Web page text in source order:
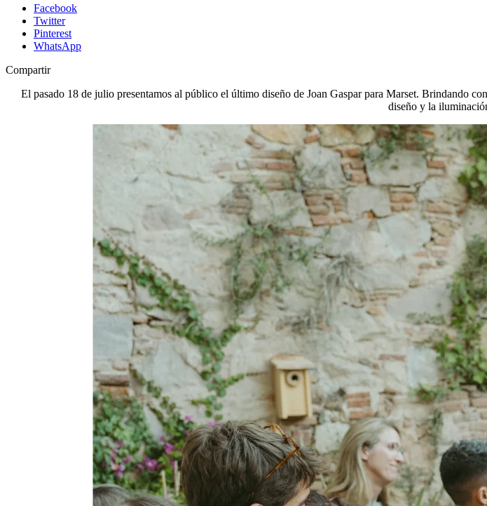
Facebook
Twitter
Pinterest
WhatsApp
Compartir
El pasado 18 de julio presentamos al público el último diseño de Joan Gaspar para Marset. Brindando
diseño y la